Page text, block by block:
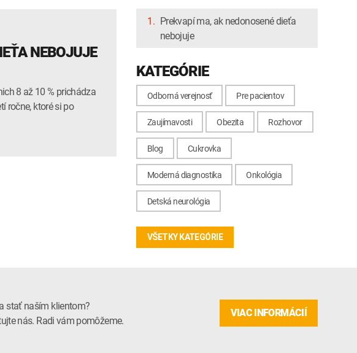
NEBOJUJE
8 až 10 % prichádza
ročne, ktoré si po
1. Prekvapí ma, ak nedonosené dieťa
nebojuje
KATEGÓRIE
Odborná verejnosť Pre pacientov
Zaujímavosti Obezita Rozhovor
Blog Cukrovka
Moderná diagnostika Onkológia
Detská neurológia
VŠETKY KATEGÓRIE
stať naším klientom?
nás. Radi vám pomôžeme.
VIAC INFORMÁCIÍ